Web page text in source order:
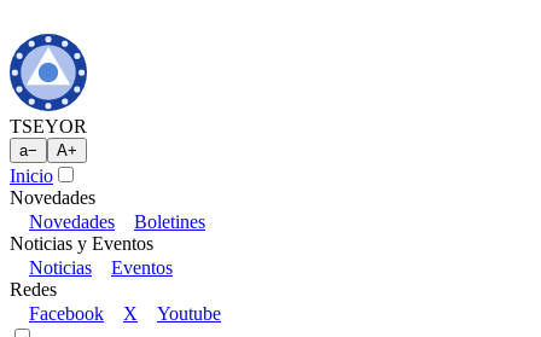
TSEYOR
a− A+
Inicio
Novedades
Novedades
Boletines
Noticias y Eventos
Noticias
Eventos
Redes
Facebook
X Youtube